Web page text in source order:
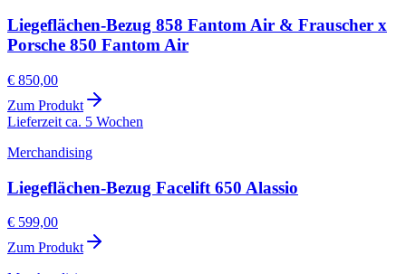
Liegeflächen-Bezug 858 Fantom Air & Frauscher x
Porsche 850 Fantom Air
€ 850,00
Zum Produkt
Lieferzeit ca. 5 Wochen
Merchandising
Liegeflächen-Bezug Facelift 650 Alassio
€ 599,00
Zum Produkt